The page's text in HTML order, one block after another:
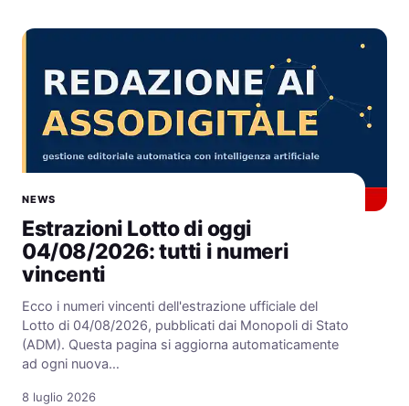
NEWS
Estrazioni Lotto di oggi
04/08/2026: tutti i numeri
vincenti
Ecco i numeri vincenti dell'estrazione ufficiale del
Lotto di 04/08/2026, pubblicati dai Monopoli di Stato
(ADM). Questa pagina si aggiorna automaticamente
ad ogni nuova…
8 luglio 2026